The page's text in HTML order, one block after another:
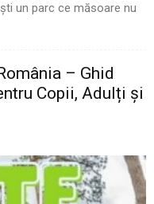
un parc ce măsoare nu
– Ghid
Copii, Adulți și